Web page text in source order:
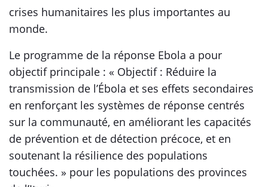
crises humanitaires les plus importantes au
monde.
Le programme de la réponse Ebola a pour
objectif principale : « Objectif : Réduire la
transmission de l’Ébola et ses effets secondaires
en renforçant les systèmes de réponse centrés
sur la communauté, en améliorant les capacités
de prévention et de détection précoce, et en
soutenant la résilience des populations
touchées. » pour les populations des provinces